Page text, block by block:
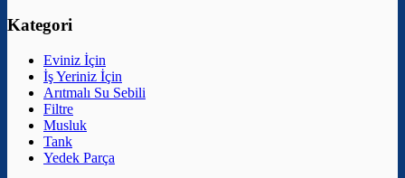
Kategori
Eviniz İçin
İş Yeriniz İçin
Arıtmalı Su Sebili
Filtre
Musluk
Tank
Yedek Parça